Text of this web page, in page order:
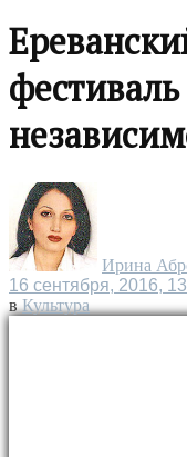
Ирина
16 сентября, 2016,
в Культура